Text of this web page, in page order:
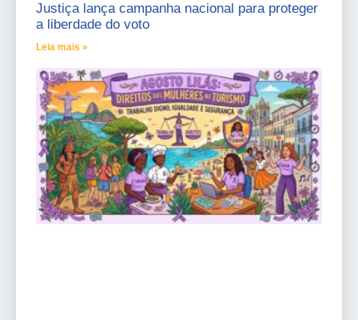
Justiça lança campanha nacional para proteger
a liberdade do voto
Leia mais »